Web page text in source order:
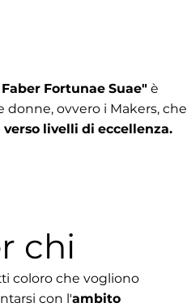
Fortunae Suae" è
ovvero i Makers, che
livelli di eccellenza.
chi
coloro che vogliono
con l'ambito